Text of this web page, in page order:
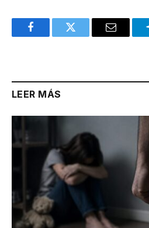
FacebookTwitter Email
LEER MÁS